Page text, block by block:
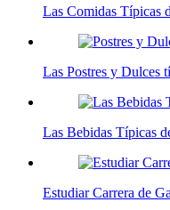
Las Comidas Típicas
Las Postres y Dulces
Las Bebidas Típicas
Estudiar Carrera de